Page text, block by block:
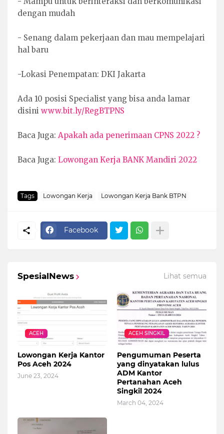
dengan mudah
- Senang dalam pekerjaan dan mau mempelajari
hal baru
-Lokasi Penempatan: DKI Jakarta
Ada 10 posisi Specialist yang bisa anda lamar
disini www.bit.ly/RegBTPNS
Baca Juga: Apakah ada penerimaan CPNS 2022 ?
Baca Juga: Lowongan Kerja BANK Mandiri 2022
Tags Lowongan Kerja Lowongan Kerja Bank BTPN
Facebook
SpesialNews Lihat semua
ACEH
Lowongan Kerja Kantor
Pos Aceh 2024
June 23, 2024
ACEH SINGKIL
Pengumuman Peserta
yang dinyatakan lulus
ADM Kantor
Pertanahan Aceh
Singkil 2024
March 04, 2024